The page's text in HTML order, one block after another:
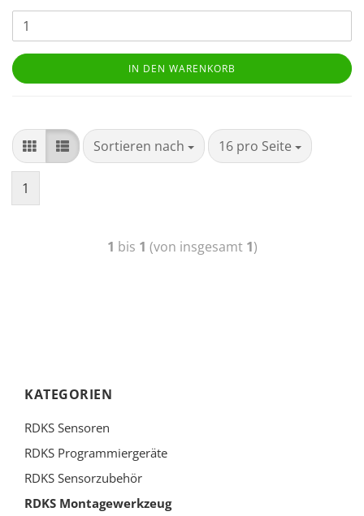
IN DEN WARENKORB
Sortieren nach 16 pro Seite
1
1 bis 1 (von insgesamt 1)
KATEGORIEN
RDKS Sensoren
RDKS Programmiergeräte
RDKS Sensorzubehör
RDKS Montagewerkzeug